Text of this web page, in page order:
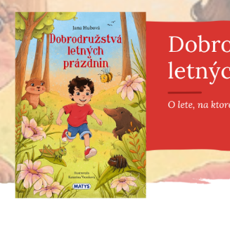
Výchova a pedagogika